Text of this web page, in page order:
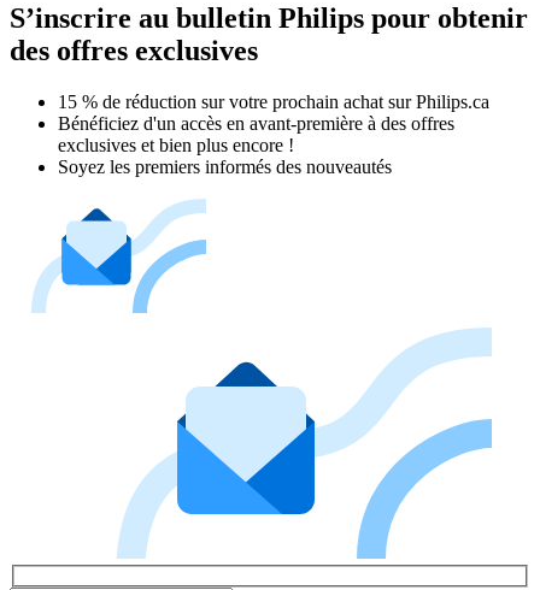
S’inscrire au bulletin Philips pour obtenir
des offres exclusives
15 % de réduction sur votre prochain achat sur Philips.ca​
Bénéficiez d'un accès en avant-première à des offres
exclusives et bien plus encore !
Soyez les premiers informés des nouveautés